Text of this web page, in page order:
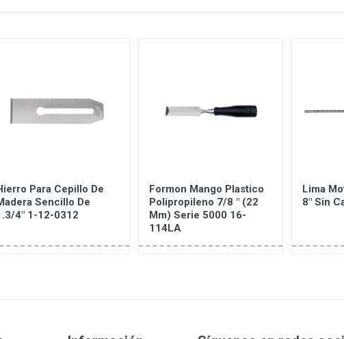
Para Cepillo De
Sencillo De
4" 1-12-0312
Formon Mango Plastico
Polipropileno 7/8 " (22
Mm) Serie 5000 16-
114LA
Lima
8" Sin